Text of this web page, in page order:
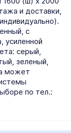
и доставки,
с
усиленной
серый,
зеленый,
может
по тел.: